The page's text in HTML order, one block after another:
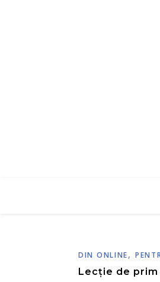
DIN ONLINE,
Lecţie de